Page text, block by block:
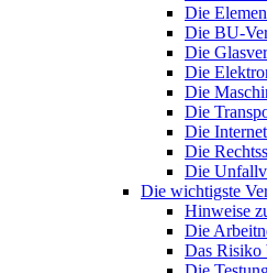
Die
Die BU-
Die
Die
Die
Die
Die
Die
Die
Die wichtigste
Hinweise
Die
Das Risiko